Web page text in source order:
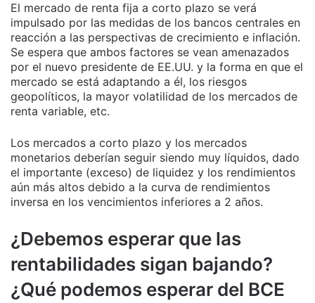
El mercado de renta fija a corto plazo se verá
impulsado por las medidas de los bancos centrales en
reacción a las perspectivas de crecimiento e inflación.
Se espera que ambos factores se vean amenazados
por el nuevo presidente de EE.UU. y la forma en que el
mercado se está adaptando a él, los riesgos
geopolíticos, la mayor volatilidad de los mercados de
renta variable, etc.
Los mercados a corto plazo y los mercados
monetarios deberían seguir siendo muy líquidos, dado
el importante (exceso) de liquidez y los rendimientos
aún más altos debido a la curva de rendimientos
inversa en los vencimientos inferiores a 2 años.
¿Debemos esperar que las
rentabilidades sigan bajando?
¿Qué podemos esperar del BCE